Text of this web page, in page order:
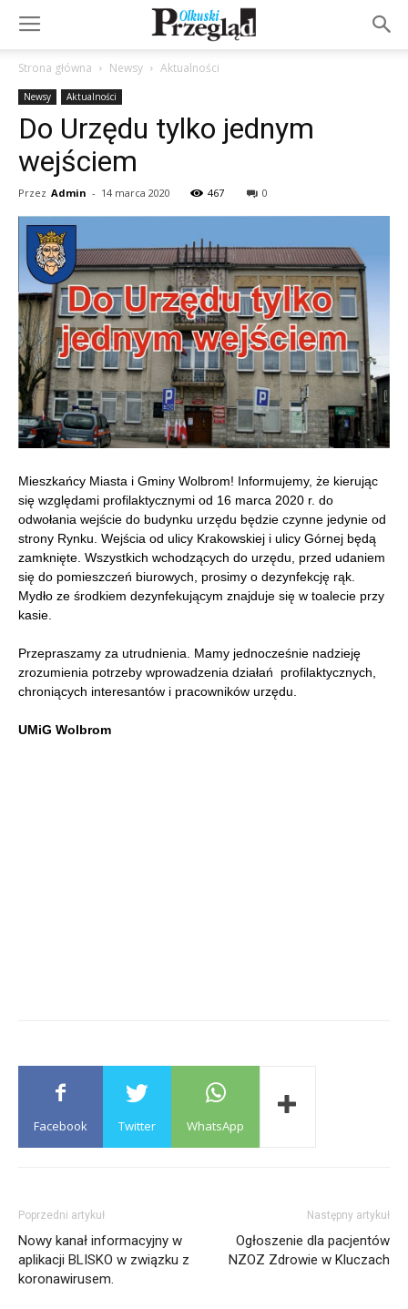
Strona główna Newsy Aktualności
Newsy Aktualności
Do Urzędu tylko jednym
wejściem
Przez Admin - 14 marca 2020 467 0
Mieszkańcy Miasta i Gminy Wolbrom! Informujemy, że kierując
się względami profilaktycznymi od 16 marca 2020 r. do
odwołania wejście do budynku urzędu będzie czynne jedynie od
strony Rynku. Wejścia od ulicy Krakowskiej i ulicy Górnej będą
zamknięte. Wszystkich wchodzących do urzędu, przed udaniem
się do pomieszczeń biurowych, prosimy o dezynfekcję rąk.
Mydło ze środkiem dezynfekującym znajduje się w toalecie przy
kasie.
Przepraszamy za utrudnienia. Mamy jednocześnie nadzieję
zrozumienia potrzeby wprowadzenia działań profilaktycznych,
chroniących interesantów i pracowników urzędu.
UMiG Wolbrom
Facebook Twitter WhatsApp
Poprzedni artykuł
Nowy kanał informacyjny w
aplikacji BLISKO w związku z
koronawirusem.
Następny artykuł
Ogłoszenie dla pacjentów
NZOZ Zdrowie w Kluczach